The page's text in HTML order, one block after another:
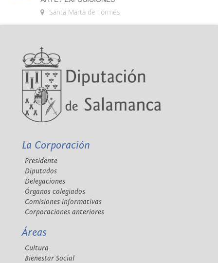
Santa Marta de Tormes
La Corporación
Presidente
Diputados
Delegaciones
Órganos colegiados
Comisiones informativas
Corporaciones anteriores
Áreas
Cultura
Bienestar Social